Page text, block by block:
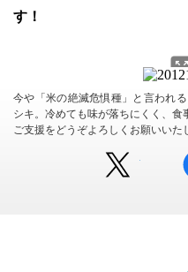
す！
今や「米の絶滅危惧種」と言われ
シキ。冷めても味が落ちにくく、食
ご支援をどうぞよろしくお願いいた